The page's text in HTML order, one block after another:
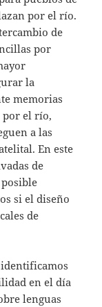
por el río.
de
por
la
memorias
por el río,
a las
En este
de
si el diseño
de
en el día
lenguas